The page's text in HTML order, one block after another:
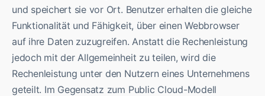
und speichert sie vor Ort. Benutzer erhalten die gleiche
Funktionalität und Fähigkeit, über einen Webbrowser
auf ihre Daten zuzugreifen. Anstatt die Rechenleistung
jedoch mit der Allgemeinheit zu teilen, wird die
Rechenleistung unter den Nutzern eines Unternehmens
geteilt. Im Gegensatz zum Public Cloud-Modell